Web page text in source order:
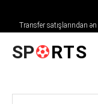
Transfer satışlarından
SP RTS